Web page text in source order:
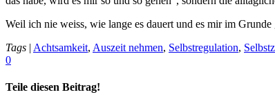
Weil ich nie weiss, wie lange es dauert und es mir im
Tags | Achtsamkeit, Auszeit nehmen, Selbstregulation,
0
Teile diesen Beitrag!